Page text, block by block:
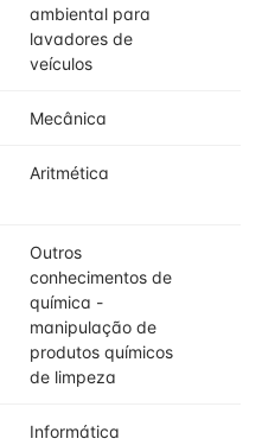
ambiental para
lavadores de
veículos
Mecânica
Aritmética
Outros
conhecimentos de
química -
manipulação de
produtos químicos
de limpeza
Informática